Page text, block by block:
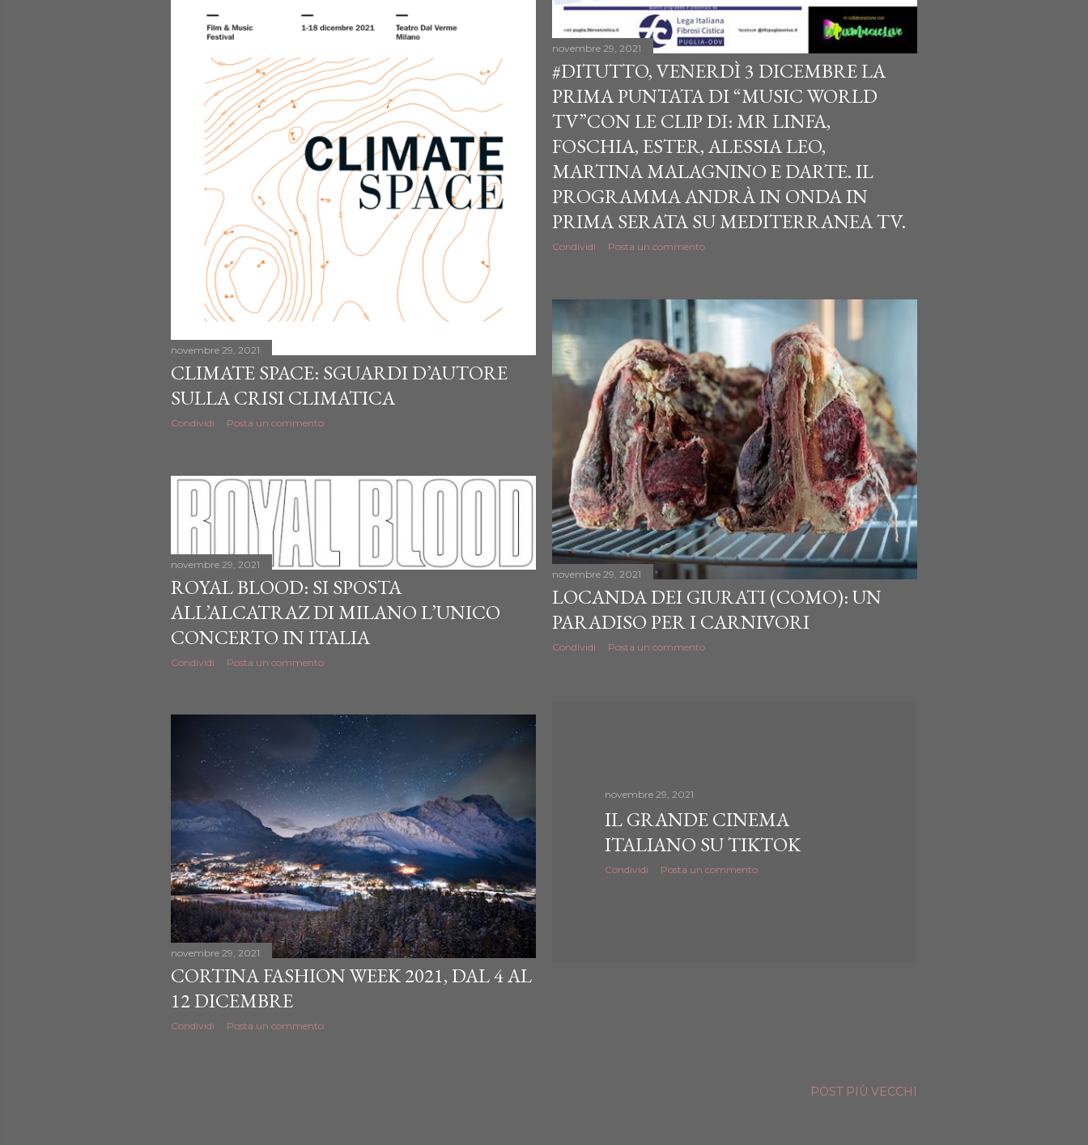
novembre 29, 2021
#DITUTTO, VENERDÌ 3 DICEMBRE LA
PRIMA PUNTATA DI “MUSIC WORLD
TV”CON LE CLIP DI: MR LINFA,
FOSCHIA, ESTER, ALESSIA LEO,
MARTINA MALAGNINO E DARTE. IL
PROGRAMMA ANDRÀ IN ONDA IN
PRIMA SERATA SU MEDITERRANEA TV.
Condividi Posta un commento
novembre 29, 2021
CLIMATE SPACE: SGUARDI D’AUTORE
SULLA CRISI CLIMATICA
Condividi Posta un commento
novembre 29, 2021
LOCANDA DEI GIURATI (COMO): UN
PARADISO PER I CARNIVORI
Condividi Posta un commento
novembre 29, 2021
ROYAL BLOOD: SI SPOSTA
ALL’ALCATRAZ DI MILANO L’UNICO
CONCERTO IN ITALIA
Condividi Posta un commento
novembre 29, 2021
IL GRANDE CINEMA
ITALIANO SU TIKTOK
Condividi Posta un commento
novembre 29, 2021
CORTINA FASHION WEEK 2021, DAL 4 AL
12 DICEMBRE
Condividi Posta un commento
POST PIÙ VECCHI